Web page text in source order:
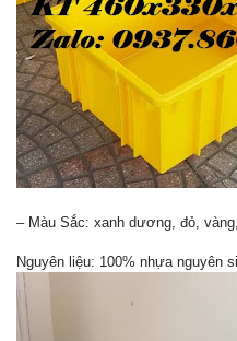
– Màu Sắc: xanh dương, đỏ,
Nguyên liệu: 100% nhựa nguyên